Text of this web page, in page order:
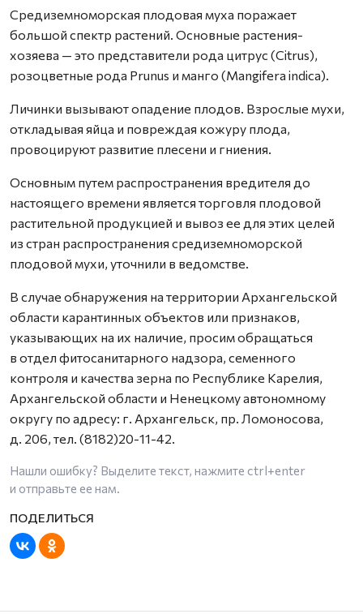
Средиземноморская плодовая муха поражает
большой спектр растений. Основные растения-
хозяева — это представители рода цитрус (Citrus),
розоцветные рода Prunus и манго (Mangifera indica).
Личинки вызывают опадение плодов. Взрослые мухи,
откладывая яйца и повреждая кожуру плода,
провоцируют развитие плесени и гниения.
Основным путем распространения вредителя до
настоящего времени является торговля плодовой
растительной продукцией и вывоз ее для этих целей
из стран распространения средиземноморской
плодовой мухи, уточнили в ведомстве.
В случае обнаружения на территории Архангельской
области карантинных объектов или признаков,
указывающих на их наличие, просим обращаться
в отдел фитосанитарного надзора, семенного
контроля и качества зерна по Республике Карелия,
Архангельской области и Ненецкому автономному
округу по адресу: г. Архангельск, пр. Ломоносова,
д. 206, тел. (8182)20-11-42.
Нашли ошибку? Выделите текст, нажмите ctrl+enter
и отправьте ее нам.